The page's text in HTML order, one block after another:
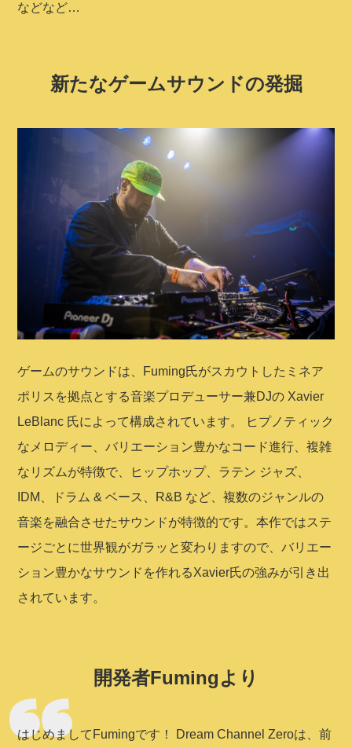
などなど…
新たなゲームサウンドの発掘
ゲームのサウンドは、Fuming氏がスカウトしたミネア
ポリスを拠点とする音楽プロデューサー兼DJの Xavier
LeBlanc 氏によって構成されています。 ヒプノティック
なメロディー、バリエーション豊かなコード進行、複雑
なリズムが特徴で、ヒップホップ、ラテン ジャズ、
IDM、ドラム & ベース、R&B など、複数のジャンルの
音楽を融合させたサウンドが特徴的です。本作ではステ
ージごとに世界観がガラッと変わりますので、バリエー
ション豊かなサウンドを作れるXavier氏の強みが引き出
されています。
開発者Fumingより
はじめましてFumingです！ Dream Channel Zeroは、前